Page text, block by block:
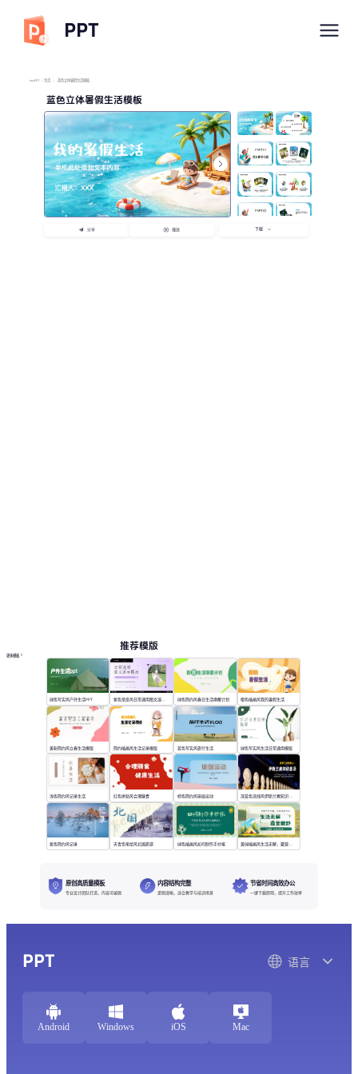
PPT
imyPPT / 生活 / 蓝色立体暑假生活模板
蓝色立体暑假生活模板
分享 播放 下载
推荐模版
更多模板
绿色写实风户外生活PPT 紫色渐变风日常通用图文演示模版 绿色简约风春日生活唤醒计划 橙色插画风我的暑假生活
黄粉简约风立春生活模版 简约插画风生活记录模版 蓝色写实风旅行生活 绿色写实风生活日常通用模版
浅色简约风记录生活 红色拼贴风合理膳食 棕色简约风瑜伽运动
紫色简约风记录 天青色笔绘风北国旅游 绿色插画风如何制作手抄报 黄绿插画风生活无解，露营撒野
原创高质量模板
专业设计团队打造，内容可编辑
内容结构完整
逻辑清晰，适合教学与培训场景
节省时间高效办公
一键下载即用，提升工作效率
PPT 语言
Android Windows iOS Mac